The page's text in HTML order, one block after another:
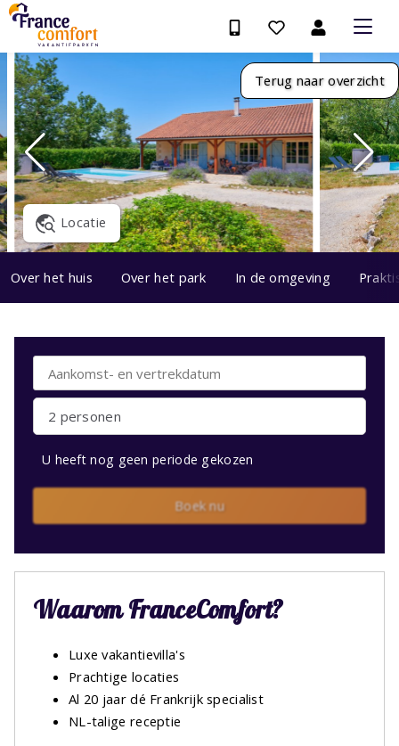
Terug naar overzicht
Locatie
Over het huis Over het park In de omgeving
2 personen
U heeft nog geen periode gekozen
Boek nu
Waarom FranceComfort?
Luxe vakantievilla's
Prachtige locaties
Al 20 jaar dé Frankrijk specialist
NL-talige receptie